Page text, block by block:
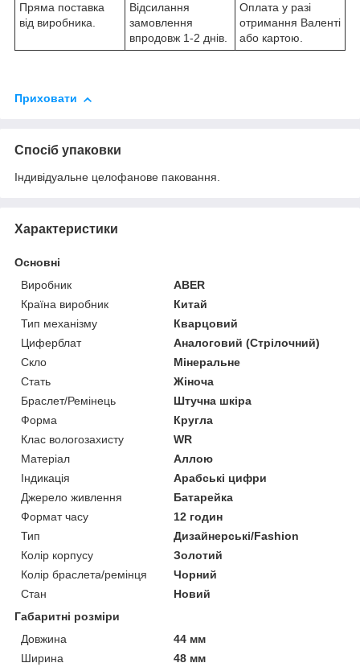
Пряма поставка
від виробника.
Відсилання
замовлення
впродовж 1-2 днів.
Оплата у разі
отримання Валенті
або картою.
Приховати
Спосіб упаковки
Індивідуальне целофанове паковання.
Характеристики
Основні
Виробник
ABER
Країна виробник
Китай
Тип механізму
Кварцовий
Циферблат
Аналоговий (Стрілочний)
Скло
Мінеральне
Стать
Жіноча
Браслет/Ремінець
Штучна шкіра
Форма
Кругла
Клас вологозахисту
WR
Матеріал
Аллою
Індикація
Арабські цифри
Джерело живлення
Батарейка
Формат часу
12 годин
Тип
Дизайнерські/Fashion
Колір корпусу
Золотий
Колір браслета/ремінця
Чорний
Стан
Новий
Габаритні розміри
Довжина
44 мм
Ширина
48 мм